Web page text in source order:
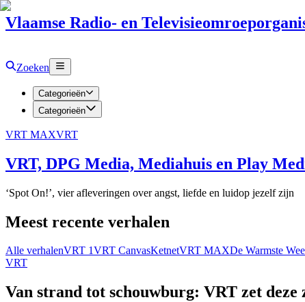
Vlaamse Radio- en
Zoeken
Categorieën
Categorieën
VRT MAXVRT
VRT, DPG Media, Mediahuis en Play
‘Spot On!’, vier afleveringen over angst, liefde en luidop jezelf zijn
Meest recente verhalen
Alle verhalenVRT 1VRT CanvasKetnetVRT MAXDe Warmste
VRT
Van strand tot schouwburg: VRT zet